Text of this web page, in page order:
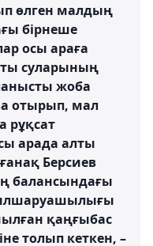
өлген малдың
бірнеше
осы араға
суларының
жоба
отырып, мал
рұқсат
арада алты
Берсиев
балансындағы
қаңғыбас
толып кеткен, –